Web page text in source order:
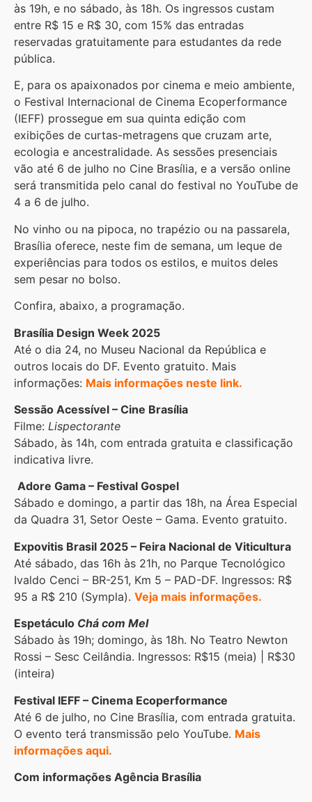
às 19h, e no sábado, às 18h. Os ingressos custam
entre R$ 15 e R$ 30, com 15% das entradas
reservadas gratuitamente para estudantes da rede
pública.
E, para os apaixonados por cinema e meio ambiente,
o Festival Internacional de Cinema Ecoperformance
(IEFF) prossegue em sua quinta edição com
exibições de curtas-metragens que cruzam arte,
ecologia e ancestralidade. As sessões presenciais
vão até 6 de julho no Cine Brasília, e a versão online
será transmitida pelo canal do festival no YouTube de
4 a 6 de julho.
No vinho ou na pipoca, no trapézio ou na passarela,
Brasília oferece, neste fim de semana, um leque de
experiências para todos os estilos, e muitos deles
sem pesar no bolso.
Confira, abaixo, a programação.
Brasília Design Week 2025
Até o dia 24, no Museu Nacional da República e
outros locais do DF. Evento gratuito. Mais
informações: Mais informações neste link.
Sessão Acessível – Cine Brasília
Filme: Lispectorante
Sábado, às 14h, com entrada gratuita e classificação
indicativa livre.
Adore Gama – Festival Gospel
Sábado e domingo, a partir das 18h, na Área Especial
da Quadra 31, Setor Oeste – Gama. Evento gratuito.
Expovitis Brasil 2025 – Feira Nacional de Viticultura
Até sábado, das 16h às 21h, no Parque Tecnológico
Ivaldo Cenci – BR-251, Km 5 – PAD-DF. Ingressos: R$
95 a R$ 210 (Sympla). Veja mais informações.
Espetáculo Chá com Mel
Sábado às 19h; domingo, às 18h. No Teatro Newton
Rossi – Sesc Ceilândia. Ingressos: R$15 (meia) | R$30
(inteira)
Festival IEFF – Cinema Ecoperformance
Até 6 de julho, no Cine Brasília, com entrada gratuita.
O evento terá transmissão pelo YouTube. Mais
informações aqui.
Com informações Agência Brasília